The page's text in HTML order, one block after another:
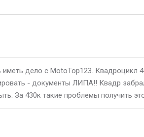
дело с MotoTop123. Квадроцикл
- документы ЛИПА!! Квадр
За 430к такие проблемы получить